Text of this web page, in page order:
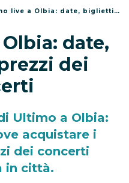
a Olbia: date, biglietti e prezzi dei concerti
date,
dei
Ultimo a Olbia:
acquistare i
dei concerti
in città.